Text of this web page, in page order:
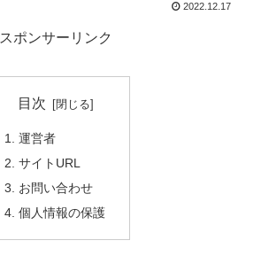
2022.12.17
スポンサーリンク
目次
運営者
サイトURL
お問い合わせ
個人情報の保護